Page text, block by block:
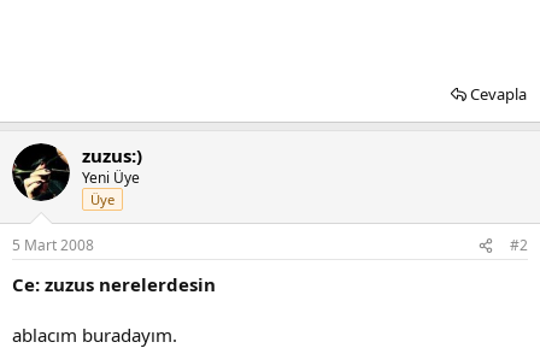
Cevapla
zuzus:)
Yeni Üye
Üye
5 Mart 2008 #2
Ce: zuzus nerelerdesin
ablacım buradayım.